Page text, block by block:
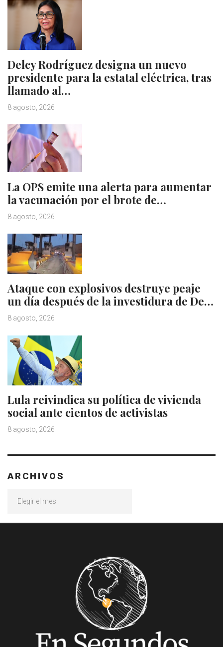
Delcy Rodríguez designa un nuevo
presidente para la estatal eléctrica, tras
llamado al…
8 agosto, 2026
La OPS emite una alerta para aumentar
la vacunación por el brote de…
8 agosto, 2026
Ataque con explosivos destruye peaje
un día después de la investidura de De…
8 agosto, 2026
Lula reivindica su política de vivienda
social ante cientos de activistas
8 agosto, 2026
ARCHIVOS